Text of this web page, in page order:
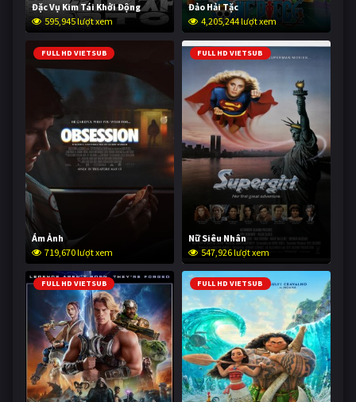
Đặc Vụ Kim Tái Khởi Động
595,945 lượt xem
Đảo Hải Tặc
4,205,244 lượt xem
FULL HD VIETSUB
Ám Ảnh
719,670 lượt xem
FULL HD VIETSUB
Nữ Siêu Nhân
547,926 lượt xem
FULL HD VIETSUB FULL HD VIETSUB